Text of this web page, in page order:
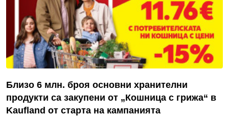
Близо 6 млн. броя основни хранителни
продукти са закупени от „Кошница с грижа“ в
Kaufland от старта на кампанията